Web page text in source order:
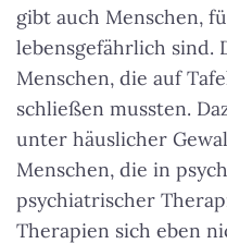
gibt auch Menschen,
lebensgefährlich sind.
Menschen, die auf
schließen mussten.
unter häuslicher
Menschen, die in
psychiatrischer
Therapien sich eben